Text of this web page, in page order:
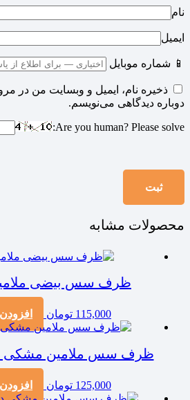
نام
ایمیل
📱 شماره موبایل
ذخیره نام، ایمیل و وبسایت من در
دوباره دیدگاهی می‌نویسم.
Are you human? Please solve:
محصولات مشابه
ظرف سس بیضی
115,000 تومان
ظرف سس ملامین مشکی
125,000 تومان